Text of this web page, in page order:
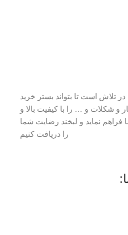
در تلاش است تا بتواند بستر خرید
و شکلات و … را با کیفیت بالا و
فراهم نماید و لبخند رضایت شما
را دریافت کنیم